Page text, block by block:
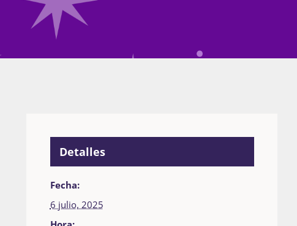
Detalles
Fecha:
6 julio, 2025